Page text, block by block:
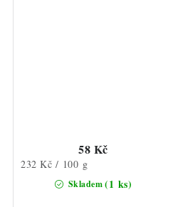
Skladem(1 ks)
58 Kč
Měrná
232 Kč / 100 g